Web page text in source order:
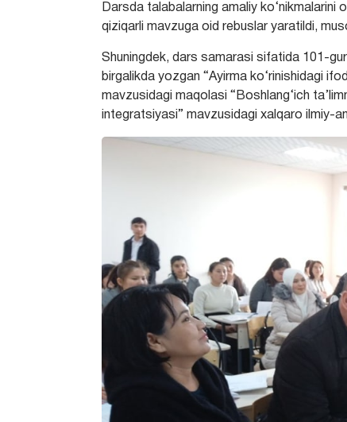
Darsda talabalarning amaliy ko‘nikmalarini
qiziqarli mavzuga oid rebuslar yaratildi,
Shuningdek, dars samarasi sifatida 101-
birgalikda yozgan “Ayirma ko‘rinishidagi
mavzusidagi maqolasi “Boshlang‘ich
integratsiyasi” mavzusidagi xalqaro ilmiy-